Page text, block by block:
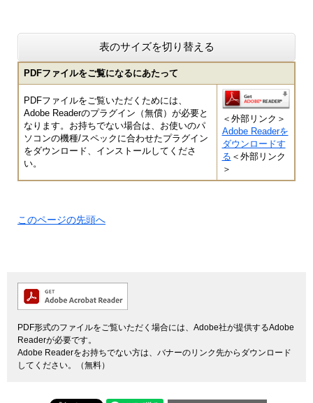
表のサイズを切り替える
PDFファイルをご覧になるにあたって
PDFファイルをご覧いただくためには、
Adobe Readerのプラグイン（無償）が必要と
なります。お持ちでない場合は、お使いのパ
ソコンの機種/スペックに合わせたプラグイン
をダウンロード、インストールしてくださ
い。
＜外部リンク＞
Adobe Readerを
ダウンロードす
る ＜外部リンク
＞
このページの先頭へ
PDF形式のファイルをご覧いただく場合には、Adobe社が提供するAdobe
Readerが必要です。
Adobe Readerをお持ちでない方は、バナーのリンク先からダウンロード
してください。（無料）